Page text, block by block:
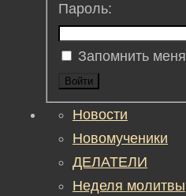
Пароль:
Запомнить меня
Войти
Новости
Новомученики
ДЕЛАТЕЛИ
Неделя молитвы